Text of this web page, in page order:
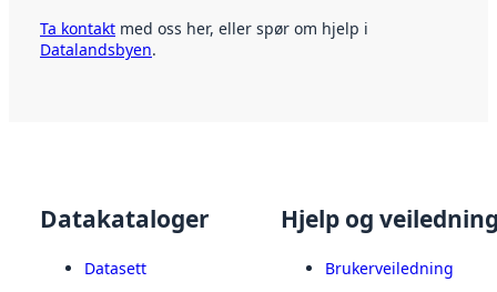
Ta kontakt med oss her, eller spør om hjelp i
Datalandsbyen.
Datakataloger
Datasett
Hjelp og
Brukerveiledning